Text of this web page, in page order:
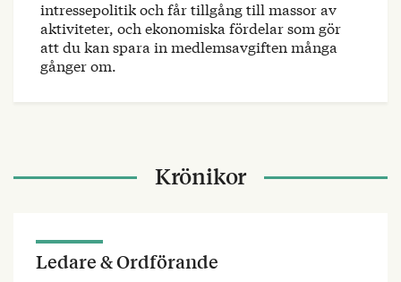
intressepolitik och får tillgång till massor av
aktiviteter, och ekonomiska fördelar som gör
att du kan spara in medlemsavgiften många
gånger om.
Krönikor
Ledare & Ordförande